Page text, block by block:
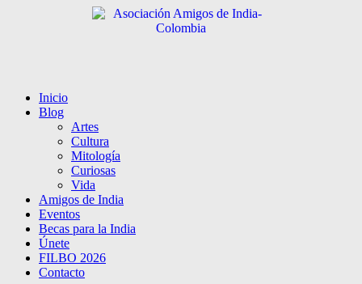
Inicio
Blog
Artes
Cultura
Mitología
Curiosas
Vida
Amigos de India
Eventos
Becas para la India
Únete
FILBO 2026
Contacto